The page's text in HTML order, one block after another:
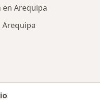
en Arequipa